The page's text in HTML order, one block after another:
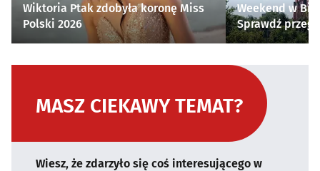
Wiktoria Ptak zdobyła koronę Miss
Polski 2026
Weekend w
Sprawdź
MASZ CIEKAWY TEMAT?
Wiesz, że zdarzyło się coś interesującego w